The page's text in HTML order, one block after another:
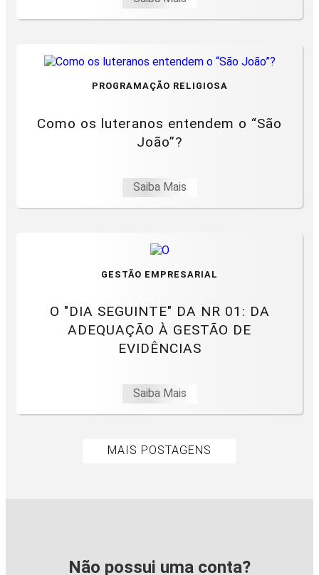
PROGRAMAÇÃO RELIGIOSA
Como os luteranos entendem o “São
João”?
Saiba Mais
GESTÃO EMPRESARIAL
O "DIA SEGUINTE" DA NR 01: DA
ADEQUAÇÃO À GESTÃO DE
EVIDÊNCIAS
Saiba Mais
MAIS POSTAGENS
Não possui uma conta?